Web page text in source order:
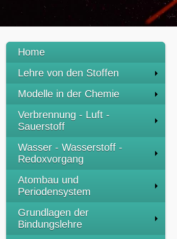
Home
Lehre von den Stoffen
Modelle in der Chemie
Verbrennung - Luft -
Sauerstoff
Wasser - Wasserstoff -
Redoxvorgang
Atombau und
Periodensystem
Grundlagen der
Bindungslehre